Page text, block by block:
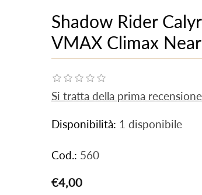
Shadow Rider
VMAX Climax
Si tratta della prima
Disponibilità: 1 disponibile
Cod.: 560
€4,00